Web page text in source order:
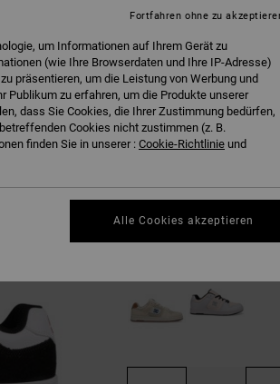
um Informationen auf Ihrem Gerät zu
(wie Ihre Browserdaten und Ihre IP-Adresse)
präsentieren, um die Leistung von Werbung und
Publikum zu erfahren, um die Produkte unserer
dass Sie Cookies, die Ihrer Zustimmung bedürfen,
Cookies nicht zustimmen (z. B.
finden Sie in unserer : Cookie-Richtlinie und
Fortfahren ohne zu
Alle Cookies akzeptieren